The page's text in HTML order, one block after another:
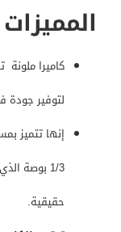
لتوفير
حقيقية.